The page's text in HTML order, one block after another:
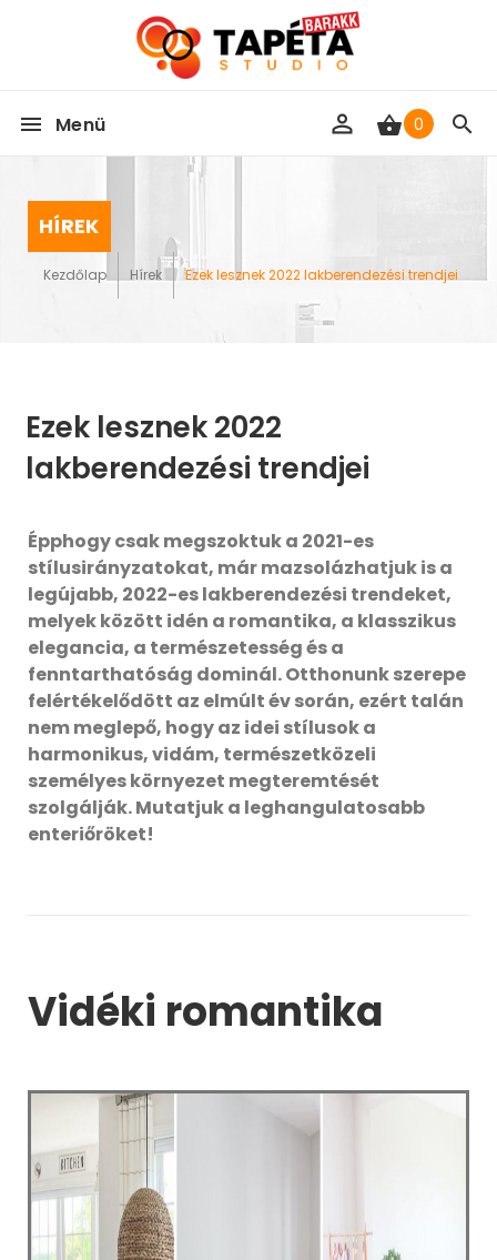
Menü 0
HÍREK
Kezdőlap Hírek Ezek lesznek 2022 lakberendezési trendjei
Ezek lesznek 2022
lakberendezési trendjei
Épphogy csak megszoktuk a 2021-es
stílusirányzatokat, már mazsolázhatjuk is a
legújabb, 2022-es lakberendezési trendeket,
melyek között idén a romantika, a klasszikus
elegancia, a természetesség és a
fenntarthatóság dominál. Otthonunk szerepe
felértékelődött az elmúlt év során, ezért talán
nem meglepő, hogy az idei stílusok a
harmonikus, vidám, természetközeli
személyes környezet megteremtését
szolgálják. Mutatjuk a leghangulatosabb
enteriőröket!
Vidéki romantika